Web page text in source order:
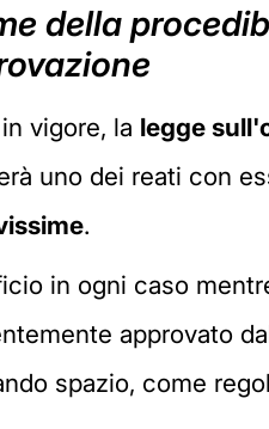
della
vigore, la legge
uno dei reati con
.
in ogni caso
approvato
spazio, come